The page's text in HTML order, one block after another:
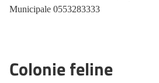
Municipale 0553283333
Colonie feline